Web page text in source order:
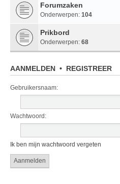
Forumzaken
Onderwerpen: 104
Prikbord
Onderwerpen: 68
AANMELDEN • REGISTREER
Gebruikersnaam:
Wachtwoord:
Ik ben mijn wachtwoord vergeten